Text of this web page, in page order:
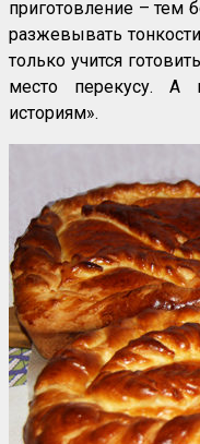
приготовление – тем
разжевывать
только учится
место перекусу. А
историям».